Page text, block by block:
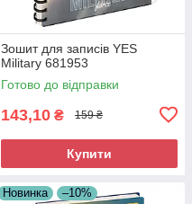
Зошит для записів YES
Military 681953
Готово до відправки
143,10 ₴ 159 ₴
Купити
Новинка –10%